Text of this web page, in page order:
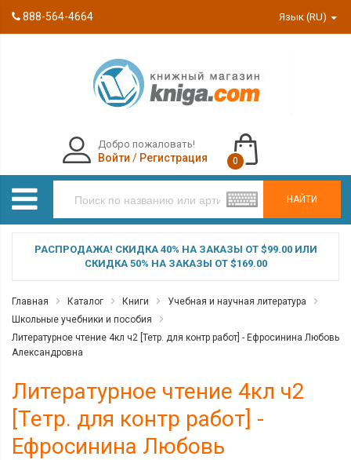
888-564-4664 Язык (RU)
НАЙТИ
Добро пожаловать!
Войти / Регистрация 0
РАСПРОДАЖА! СКИДКА 40% НА ЗАКАЗЫ ОТ $99.00 ИЛИ
СКИДКА 50% НА ЗАКАЗЫ ОТ $169.00
Главная Каталог Книги
Учебная и научная литература
Школьные учебники и пособия
Литературное чтение 4кл ч2 [Тетр. для контр работ] - Ефросинина Любовь
Александровна
Литературное чтение 4кл ч2
[Тетр. для контр работ] -
Ефросинина Любовь